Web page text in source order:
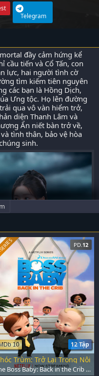
Telegram
đầy cảm hứng kể
cầu tiến và Cổ Tấn, con
lực, hai người tình cờ
tìm kiếm tiên nguyên
các bạn là Hồng Dịch,
Ưng tộc. Họ lên đường
qua vô vàn hiểm trở,
diện Thanh Lâm và
Ẩn niết bàn trở về,
tình thân, bảo vệ hòa
sinh.
PD. 12
12 Tập
10
Trùm: Trở Lại Trong Nôi
The Boss Baby: Back in the Crib (2022)